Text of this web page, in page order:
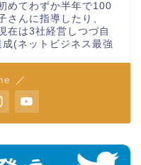
めてわずか半年で100
さんに指導したり、
在は3社経営しつづ自
(ネットビジネス最強
／